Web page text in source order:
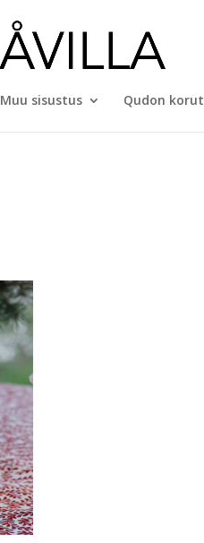
Muu sisustus Qudon korut